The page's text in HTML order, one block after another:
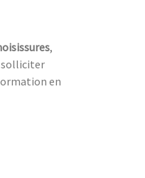
,
solliciter
en